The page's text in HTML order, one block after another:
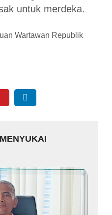
untuk merdeka.
Wartawan Republik